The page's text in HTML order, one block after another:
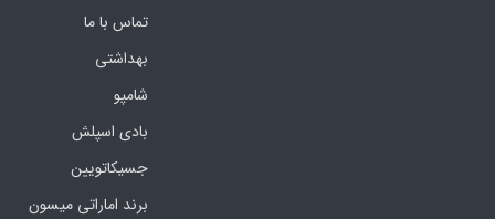
تماس با ما
بهداشتی
شامپو
بادی اسپلش
جسیکاتویین
برند اماراتی میسون